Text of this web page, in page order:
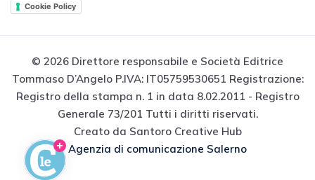
Cookie Policy
© 2026 Direttore responsabile e Società Editrice
Tommaso D’Angelo P.IVA: IT05759530651 Registrazione:
Registro della stampa n. 1 in data 8.02.2011 - Registro
Generale 73/201 Tutti i diritti riservati.
Creato da Santoro Creative Hub
Agenzia di comunicazione Salerno